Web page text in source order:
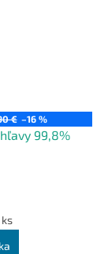
€ –16 %
99,8%